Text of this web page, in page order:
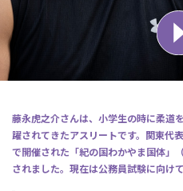
藤永虎之介さんは、小学生の時に柔道
躍されてきたアスリートです。関東代
で開催された「紀の国わかやま国体」
されました。現在は公務員試験に向け